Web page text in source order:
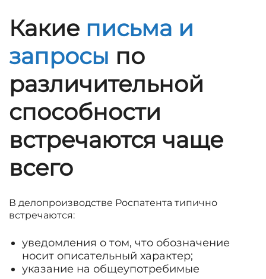
Какие письма и
запросы по
различительной
способности
встречаются чаще
всего
В делопроизводстве Роспатента типично
встречаются:
уведомления о том, что обозначение
носит описательный характер;
указание на общеупотребимые